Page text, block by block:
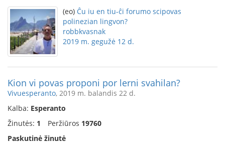
(eo) Ĉu iu en tiu-ĉi forumo scipovas
polinezian lingvon?
robbkvasnak
2019 m. gegužė 12 d.
Kion vi povas proponi por lerni svahilan?
Vivuesperanto, 2019 m. balandis 22 d.
Kalba: Esperanto
Žinutės: 1 Peržiūros 19760
Paskutinė žinutė